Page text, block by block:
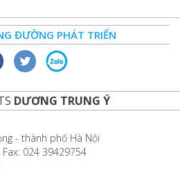
ĐƯỜNG PHÁT TRIỂN
DƯƠNG TRUNG Ý
- thành phố Hà Nội
024 39429754